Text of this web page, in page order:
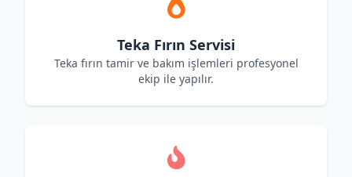
Teka Fırın Servisi
Teka fırın tamir ve bakım işlemleri profesyonel
ekip ile yapılır.